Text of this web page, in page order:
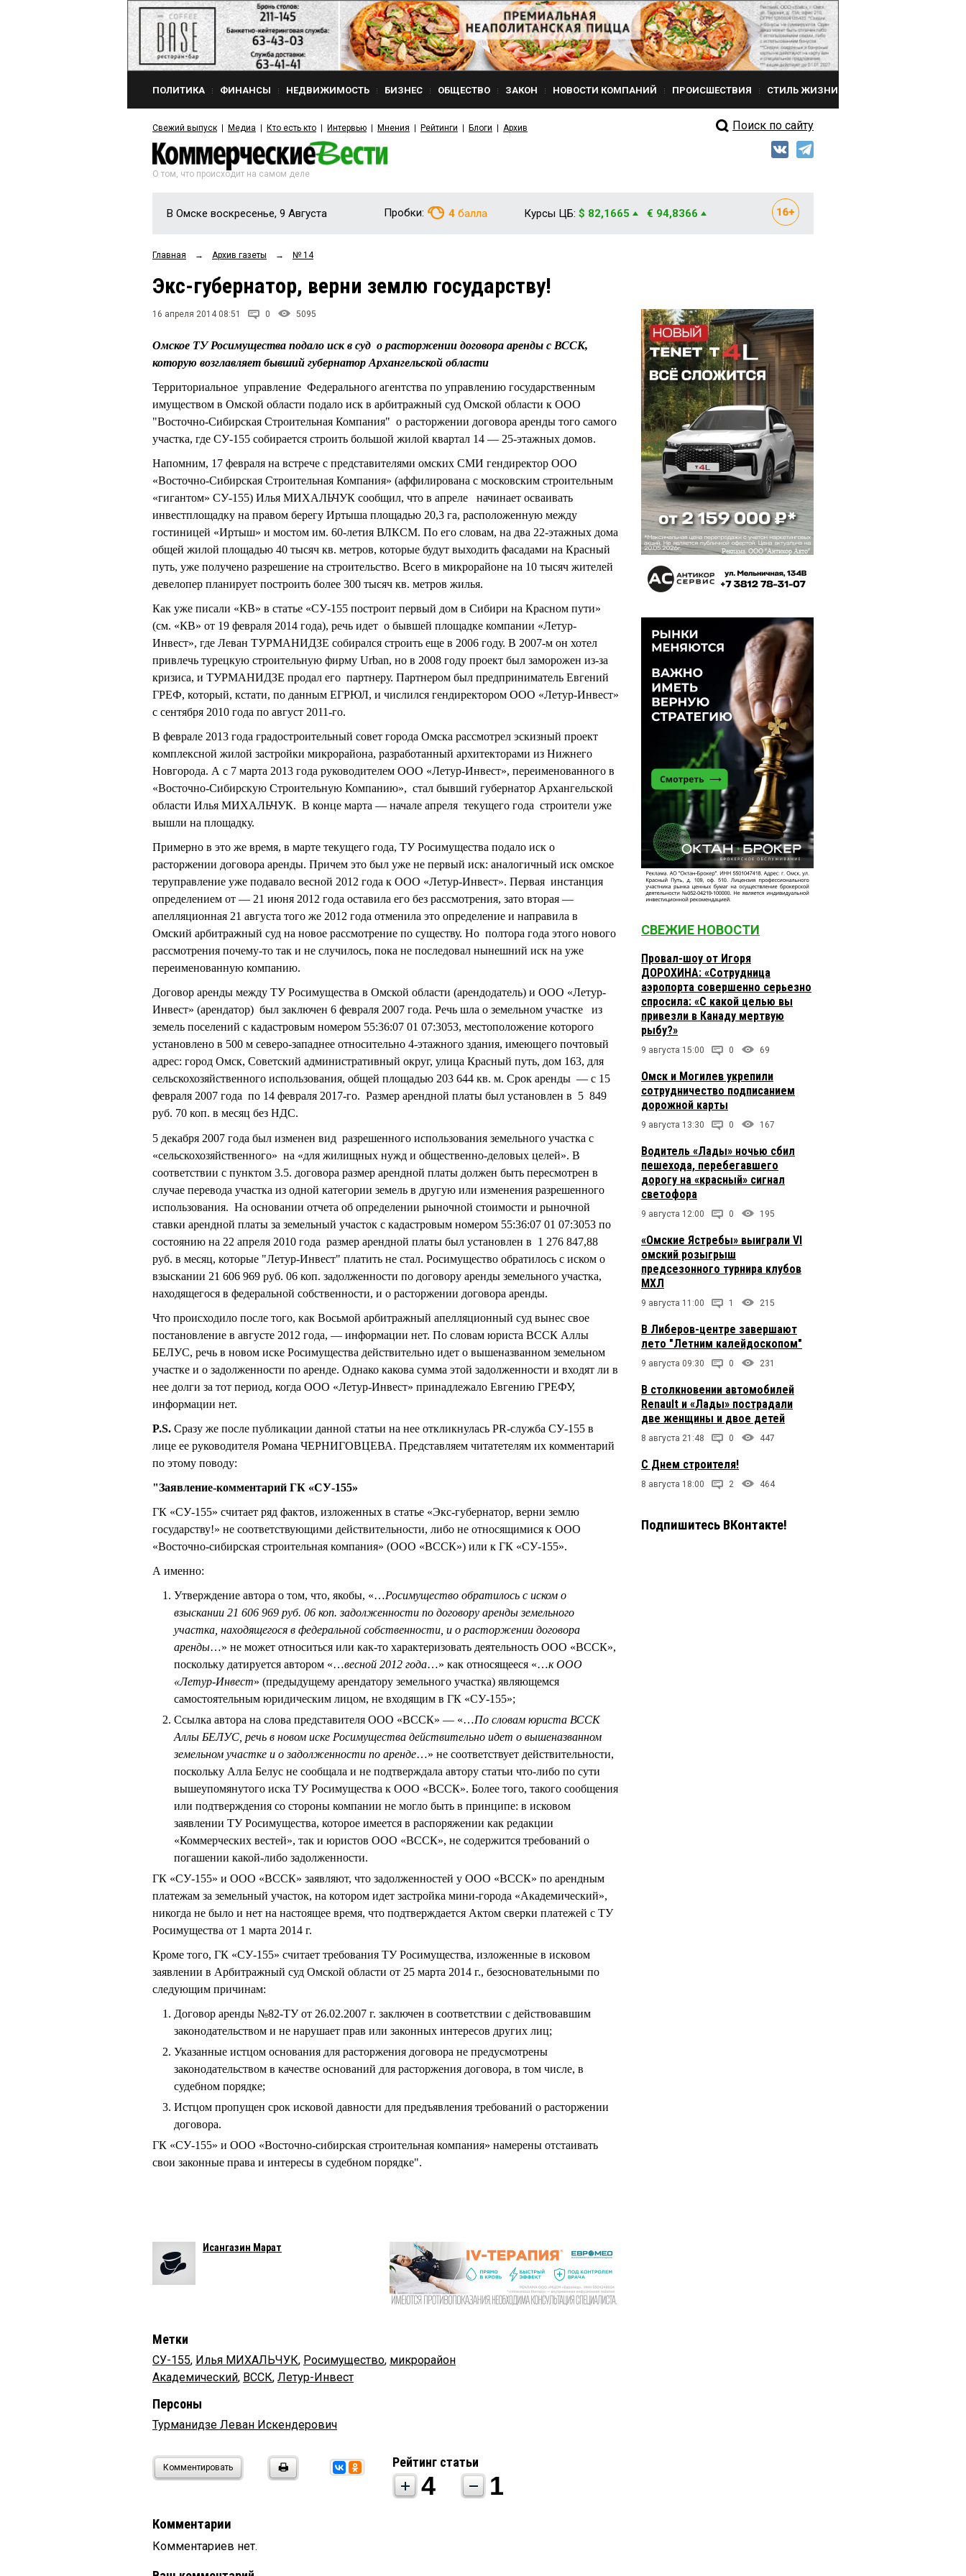
ПОЛИТИКА ФИНАНСЫ НЕДВИЖИМОСТЬ БИЗНЕС ОБЩЕСТВО ЗАКОН НОВОСТИ КОМПАНИЙ ПРОИСШЕСТВИЯ СТИЛЬ ЖИЗНИ
Свежий выпуск Медиа Кто есть кто Интервью Мнения Рейтинги Блоги Архив Поиск по сайту
О том, что происходит на самом деле
В Омске воскресенье, 9 Августа Пробки: 4 балла Курсы ЦБ: $ 82,1665 € 94,8366
Главная → Архив газеты → № 14
Экс-губернатор, верни землю государству!
16 апреля 2014 08:51 0 5095
Омское ТУ Росимущества подало иск в суд о расторжении договора аренды с ВССК,
которую возглавляет бывший губернатор Архангельской области
Территориальное управление Федерального агентства по управлению государственным
имуществом в Омской области подало иск в арбитражный суд Омской области к ООО
"Восточно-Сибирская Строительная Компания" о расторжении договора аренды того самого
участка, где СУ-155 собирается строить большой жилой квартал 14 — 25-этажных домов.
Напомним, 17 февраля на встрече с представителями омских СМИ гендиректор ООО
«Восточно-Сибирская Строительная Компания» (аффилирована с московским строительным
«гигантом» СУ-155) Илья МИХАЛЬЧУК сообщил, что в апреле начинает осваивать
инвестплощадку на правом берегу Иртыша площадью 20,3 га, расположенную между
гостиницей «Иртыш» и мостом им. 60-летия ВЛКСМ. По его словам, на два 22-этажных дома
общей жилой площадью 40 тысяч кв. метров, которые будут выходить фасадами на Красный
путь, уже получено разрешение на строительство. Всего в микрорайоне на 10 тысяч жителей
девелопер планирует построить более 300 тысяч кв. метров жилья.
Как уже писали «КВ» в статье «СУ-155 построит первый дом в Сибири на Красном пути»
(см. «КВ» от 19 февраля 2014 года), речь идет о бывшей площадке компании «Летур-
Инвест», где Леван ТУРМАНИДЗЕ собирался строить еще в 2006 году. В 2007-м он хотел
привлечь турецкую строительную фирму Urban, но в 2008 году проект был заморожен из-за
кризиса, и ТУРМАНИДЗЕ продал его партнеру. Партнером был предприниматель Евгений
ГРЕФ, который, кстати, по данным ЕГРЮЛ, и числился гендиректором ООО «Летур-Инвест»
с сентября 2010 года по август 2011-го.
В феврале 2013 года градостроительный совет города Омска рассмотрел эскизный проект
комплексной жилой застройки микрорайона, разработанный архитекторами из Нижнего
Новгорода. А с 7 марта 2013 года руководителем ООО «Летур-Инвест», переименованного в
«Восточно-Сибирскую Строительную Компанию», стал бывший губернатор Архангельской
области Илья МИХАЛЬЧУК. В конце марта — начале апреля текущего года строители уже
вышли на площадку.
Примерно в это же время, в марте текущего года, ТУ Росимущества подало иск о
расторжении договора аренды. Причем это был уже не первый иск: аналогичный иск омское
теруправление уже подавало весной 2012 года к ООО «Летур-Инвест». Первая инстанция
определением от — 21 июня 2012 года оставила его без рассмотрения, зато вторая —
апелляционная 21 августа того же 2012 года отменила это определение и направила в
Омский арбитражный суд на новое рассмотрение по существу. Но полтора года этого нового
рассмотрения почему-то так и не случилось, пока не последовал нынешний иск на уже
переименованную компанию.
Договор аренды между ТУ Росимущества в Омской области (арендодатель) и ООО «Летур-
Инвест» (арендатор) был заключен 6 февраля 2007 года. Речь шла о земельном участке из
земель поселений с кадастровым номером 55:36:07 01 07:3053, местоположение которого
установлено в 500 м северо-западнее относительно 4-этажного здания, имеющего почтовый
адрес: город Омск, Советский административный округ, улица Красный путь, дом 163, для
сельскохозяйственного использования, общей площадью 203 644 кв. м. Срок аренды — с 15
февраля 2007 года по 14 февраля 2017-го. Размер арендной платы был установлен в 5 849
руб. 70 коп. в месяц без НДС.
5 декабря 2007 года был изменен вид разрешенного использования земельного участка с
«сельскохозяйственного» на «для жилищных нужд и общественно-деловых целей». В
соответствии с пунктом 3.5. договора размер арендной платы должен быть пересмотрен в
случае перевода участка из одной категории земель в другую или изменения разрешенного
использования. На основании отчета об определении рыночной стоимости и рыночной
ставки арендной платы за земельный участок с кадастровым номером 55:36:07 01 07:3053 по
состоянию на 22 апреля 2010 года размер арендной платы был установлен в 1 276 847,88
руб. в месяц, которые "Летур-Инвест" платить не стал. Росимущество обратилось с иском о
взыскании 21 606 969 руб. 06 коп. задолженности по договору аренды земельного участка,
находящегося в федеральной собственности, и о расторжении договора аренды.
Что происходило после того, как Восьмой арбитражный апелляционный суд вынес свое
постановление в августе 2012 года, — информации нет. По словам юриста ВССК Аллы
БЕЛУС, речь в новом иске Росимущества действительно идет о вышеназванном земельном
участке и о задолженности по аренде. Однако какова сумма этой задолженности и входят ли в
нее долги за тот период, когда ООО «Летур-Инвест» принадлежало Евгению ГРЕФУ,
информации нет.
P.S. Сразу же после публикации данной статьи на нее откликнулась PR-служба СУ-155 в
лице ее руководителя Романа ЧЕРНИГОВЦЕВА. Представляем читатетелям их комментарий
по этому поводу:
"Заявление-комментарий ГК «СУ-155»
ГК «СУ-155» считает ряд фактов, изложенных в статье «Экс-губернатор, верни землю
государству!» не соответствующими действительности, либо не относящимися к ООО
«Восточно-сибирская строительная компания» (ООО «ВССК») или к ГК «СУ-155».
А именно:
Утверждение автора о том, что, якобы, «…Росимущество обратилось с иском о
взыскании 21 606 969 руб. 06 коп. задолженности по договору аренды земельного
участка, находящегося в федеральной собственности, и о расторжении договора
аренды…» не может относиться или как-то характеризовать деятельность ООО «ВССК»,
поскольку датируется автором «…весной 2012 года…» как относящееся «…к ООО
«Летур-Инвест» (предыдущему арендатору земельного участка) являющемся
самостоятельным юридическим лицом, не входящим в ГК «СУ-155»;
Ссылка автора на слова представителя ООО «ВССК» — «…По словам юриста ВССК
Аллы БЕЛУС, речь в новом иске Росимущества действительно идет о вышеназванном
земельном участке и о задолженности по аренде…» не соответствует действительности,
поскольку Алла Белус не сообщала и не подтверждала автору статьи что-либо по сути
вышеупомянутого иска ТУ Росимущества к ООО «ВССК». Более того, такого сообщения
или подтверждения со стороны компании не могло быть в принципе: в исковом
заявлении ТУ Росимущества, которое имеется в распоряжении как редакции
«Коммерческих вестей», так и юристов ООО «ВССК», не содержится требований о
погашении какой-либо задолженности.
ГК «СУ-155» и ООО «ВССК» заявляют, что задолженностей у ООО «ВССК» по арендным
платежам за земельный участок, на котором идет застройка мини-города «Академический»,
никогда не было и нет на настоящее время, что подтверждается Актом сверки платежей с ТУ
Росимущества от 1 марта 2014 г.
Кроме того, ГК «СУ-155» считает требования ТУ Росимущества, изложенные в исковом
заявлении в Арбитражный суд Омской области от 25 марта 2014 г., безосновательными по
следующим причинам:
Договор аренды №82-ТУ от 26.02.2007 г. заключен в соответствии с действовавшим
законодательством и не нарушает прав или законных интересов других лиц;
Указанные истцом основания для расторжения договора не предусмотрены
законодательством в качестве оснований для расторжения договора, в том числе, в
судебном порядке;
Истцом пропущен срок исковой давности для предъявления требований о расторжении
договора.
ГК «СУ-155» и ООО «Восточно-сибирская строительная компания» намерены отстаивать
свои законные права и интересы в судебном порядке".
Исангазин Марат
Метки
СУ-155, Илья МИХАЛЬЧУК, Росимущество, микрорайон
Академический, ВССК, Летур-Инвест
Персоны
Турманидзе Леван Искендерович
Комментировать Рейтинг статьи
4 1
Комментарии
Комментариев нет.
СВЕЖИЕ НОВОСТИ
Провал-шоу от Игоря
ДОРОХИНА: «Сотрудница
аэропорта совершенно серьезно
спросила: «С какой целью вы
привезли в Канаду мертвую
рыбу?»
9 августа 15:00 0 69
Омск и Могилев укрепили
сотрудничество подписанием
дорожной карты
9 августа 13:30 0 167
Водитель «Лады» ночью сбил
пешехода, перебегавшего
дорогу на «красный» сигнал
светофора
9 августа 12:00 0 195
«Омские Ястребы» выиграли VI
омский розыгрыш
предсезонного турнира клубов
МХЛ
9 августа 11:00 1 215
В Либеров-центре завершают
лето "Летним калейдоскопом"
9 августа 09:30 0 231
В столкновении автомобилей
Renault и «Лады» пострадали
две женщины и двое детей
8 августа 21:48 0 447
С Днем строителя!
8 августа 18:00 2 464
Подпишитесь ВКонтакте!